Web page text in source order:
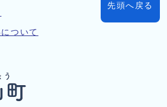
先頭へ戻る
ついて